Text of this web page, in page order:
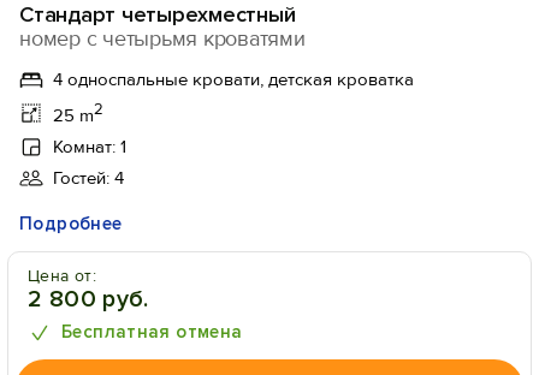
Стандарт четырехместный
номер с четырьмя кроватями
4 односпальные кровати, детская кроватка
25 m2
Комнат: 1
Гостей: 4
Подробнее
Цена от:
2 800 руб.
Бесплатная отмена